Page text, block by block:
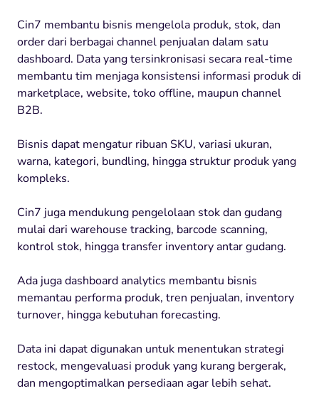
Cin7 membantu bisnis mengelola produk, stok, dan
order dari berbagai channel penjualan dalam satu
dashboard. Data yang tersinkronisasi secara real-time
membantu tim menjaga konsistensi informasi produk di
marketplace, website, toko offline, maupun channel
B2B.
Bisnis dapat mengatur ribuan SKU, variasi ukuran,
warna, kategori, bundling, hingga struktur produk yang
kompleks.
Cin7 juga mendukung pengelolaan stok dan gudang
mulai dari warehouse tracking, barcode scanning,
kontrol stok, hingga transfer inventory antar gudang.
Ada juga dashboard analytics membantu bisnis
memantau performa produk, tren penjualan, inventory
turnover, hingga kebutuhan forecasting.
Data ini dapat digunakan untuk menentukan strategi
restock, mengevaluasi produk yang kurang bergerak,
dan mengoptimalkan persediaan agar lebih sehat.